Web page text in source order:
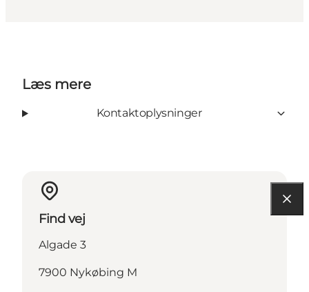
Læs mere
Kontaktoplysninger
Find vej
Algade 3
7900 Nykøbing M